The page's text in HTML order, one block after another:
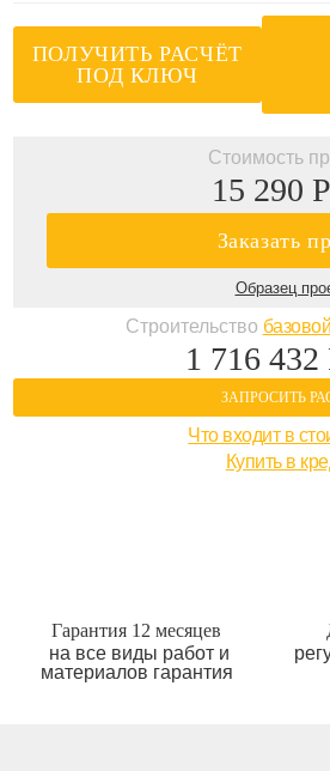
ПОЛУЧИТЬ РАСЧЁТ
ПОД КЛЮЧ
Стоимость
15 290
Заказать
Образец
Строительство
1 716
ЗАПРОСИТЬ
Что входит в
Купить в
Гарантия 12 месяцев
на все виды работ и
материалов гарантия